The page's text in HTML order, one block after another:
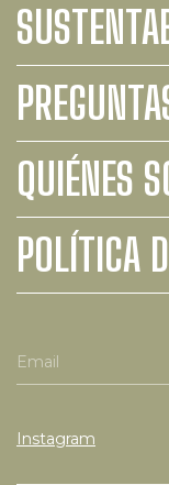
QUIÉNES
POLÍTICA
Instagram